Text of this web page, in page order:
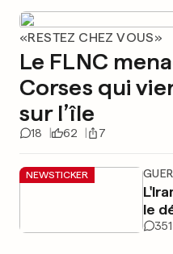
«RESTEZ CHEZ VOUS»
Le FLNC
Corses qui
sur l’île
18 62 7
NEWSTICKER
le
351